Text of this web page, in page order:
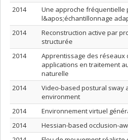
2014
Une approche fréquentielle
l&apos;échantillonnage
2014
Reconstruction active par
structurée
2014
Apprentissage des
applications en traitement
naturelle
2014
Video-based postural sway
environment
2014
Environnement virtuel
2014
Hessian-based occlusion-